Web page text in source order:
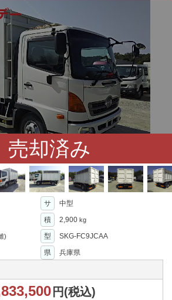
売却済み
サ
中型
積 2,900 kg
) 型
SKG-FC9JCAA
県 兵庫県
円(税込)